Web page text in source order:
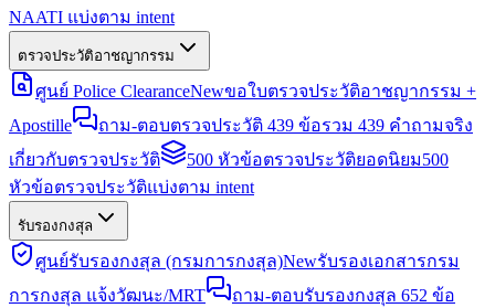
NAATI แบ่งตาม intent
ตรวจประวัติอาชญากรรม
ศูนย์ Police ClearanceNewขอใบตรวจประวัติอาชญากรรม +
Apostille
ถาม-ตอบตรวจประวัติ 439 ข้อรวม 439 คำถามจริง
เกี่ยวกับตรวจประวัติ
500 หัวข้อตรวจประวัติยอดนิยม500
หัวข้อตรวจประวัติแบ่งตาม intent
รับรองกงสุล
ศูนย์รับรองกงสุล (กรมการกงสุล)Newรับรองเอกสารกรม
การกงสุล แจ้งวัฒนะ/MRT
ถาม-ตอบรับรองกงสุล 652 ข้อ